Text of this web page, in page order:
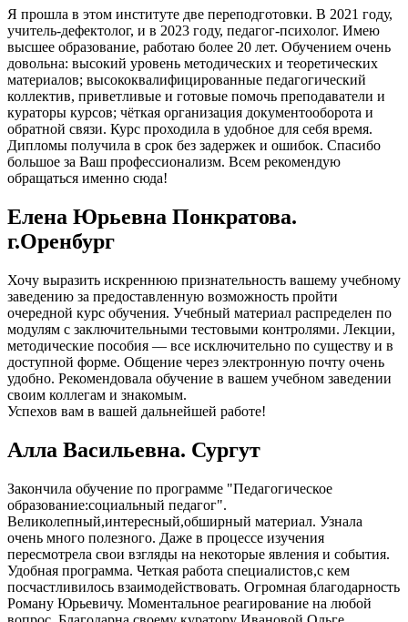
Я прошла в этом институте две переподготовки. В 2021 году,
учитель-дефектолог, и в 2023 году, педагог-психолог. Имею
высшее образование, работаю более 20 лет. Обучением очень
довольна: высокий уровень методических и теоретических
материалов; высококвалифицированные педагогический
коллектив, приветливые и готовые помочь преподаватели и
кураторы курсов; чёткая организация документооборота и
обратной связи. Курс проходила в удобное для себя время.
Дипломы получила в срок без задержек и ошибок. Спасибо
большое за Ваш профессионализм. Всем рекомендую
обращаться именно сюда!
Елена Юрьевна Понкратова.
г.Оренбург
Хочу выразить искреннюю признательность вашему учебному
заведению за предоставленную возможность пройти
очередной курс обучения. Учебный материал распределен по
модулям с заключительными тестовыми контролями. Лекции,
методические пособия — все исключительно по существу и в
доступной форме. Общение через электронную почту очень
удобно. Рекомендовала обучение в вашем учебном заведении
своим коллегам и знакомым.
Успехов вам в вашей дальнейшей работе!
Алла Васильевна. Сургут
Закончила обучение по программе "Педагогическое
образование:социальный педагог".
Великолепный,интересный,обширный материал. Узнала
очень много полезного. Даже в процессе изучения
пересмотрела свои взгляды на некоторые явления и события.
Удобная программа. Четкая работа специалистов,с кем
посчастливилось взаимодействовать. Огромная благодарность
Роману Юрьевичу. Моментальное реагирование на любой